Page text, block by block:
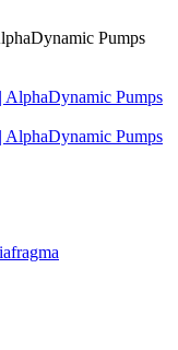
Pumps